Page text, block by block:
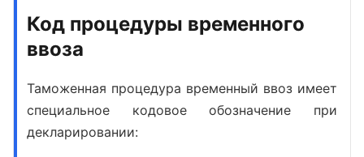
Код процедуры временного
ввоза
Таможенная процедура временный ввоз имеет
специальное кодовое обозначение при
декларировании: